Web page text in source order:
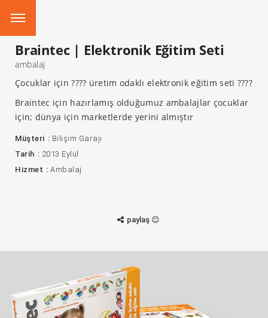
Braintec | Elektronik Eğitim Seti
ambalaj
Çocuklar için ???? üretim odaklı elektronik eğitim seti ????
Braintec için hazırlamış olduğumuz ambalajlar çocuklar
için; dünya için marketlerde yerini almıştır
Müşteri
Bilişim Garajı
Tarih
2013 Eylül
Hizmet
Ambalaj
paylaş 😊